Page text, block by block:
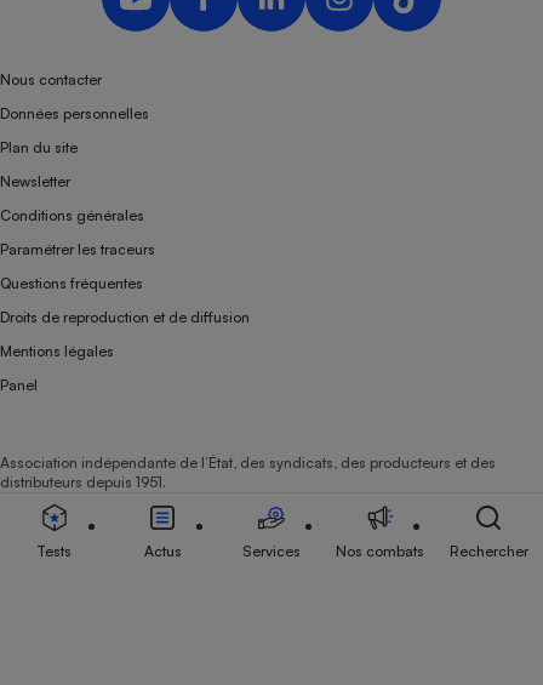
Nous contacter
Données personnelles
Plan du site
Newsletter
Conditions générales
Paramétrer les traceurs
Questions fréquentes
Droits de reproduction et de diffusion
Mentions légales
Panel
Association indépendante de l’État, des syndicats, des producteurs et des
distributeurs depuis 1951.
Tests Actus Services Nos combats Rechercher